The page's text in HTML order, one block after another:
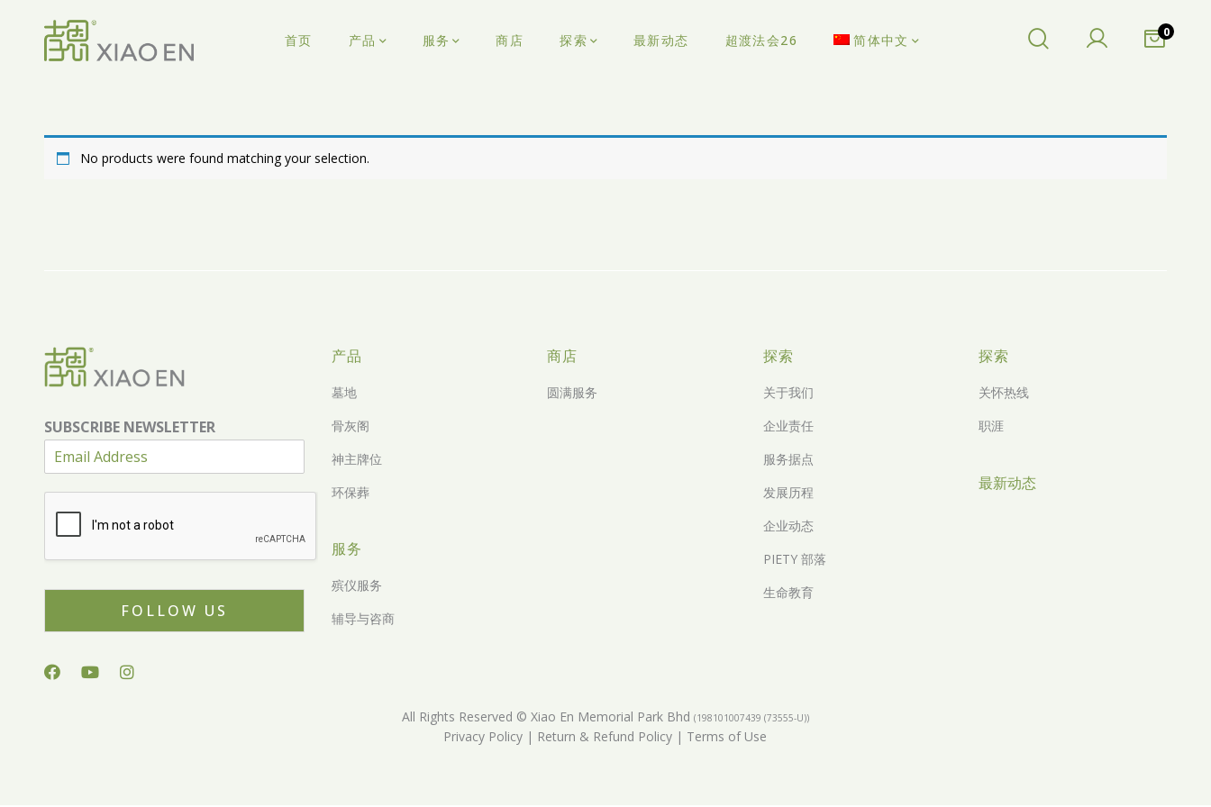
首页 产品 服务 商店 探索 最新动态 超渡法会26 简体中文 0
No products were found matching your selection.
SUBSCRIBE NEWSLETTER
FOLLOW US
产品
墓地
骨灰阁
神主牌位
环保葬
服务
殡仪服务
辅导与咨商
商店
圆满服务
探索
关于我们
企业责任
服务据点
发展历程
企业动态
PIETY 部落
生命教育
探索
关怀热线
职涯
最新动态
All Rights Reserved © Xiao En Memorial Park Bhd (198101007439 (73555-U))
Privacy Policy | Return & Refund Policy | Terms of Use